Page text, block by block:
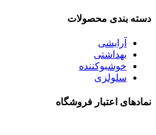
دسته بندی محصولات
آرایشی
بهداشتی
خوشبوکننده
سلولزی
نمادهای اعتبار فروشگاه